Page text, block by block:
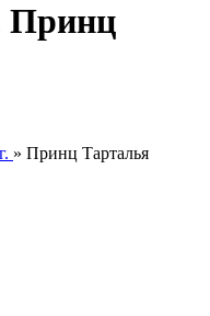
Принц
» Принц Тарталья